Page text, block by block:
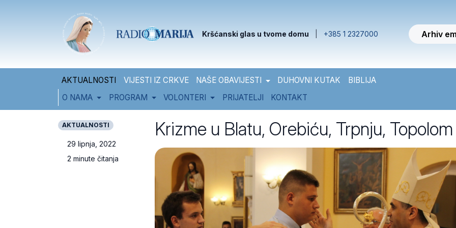
Kršćanski glas u tvome domu +385 1 2327000 Arhiv
AKTUALNOSTI VIJESTI IZ CRKVE NAŠE OBAVIJESTI DUHOVNI KUTAK
BIBLIJA
O NAMA
PROGRAM VOLONTERI PRIJATELJI KONTAKT
AKTUALNOSTI
29 lipnja, 2022
2 minute čitanja
Krizme u Blatu, Orebiću, Trpnju, Topolom